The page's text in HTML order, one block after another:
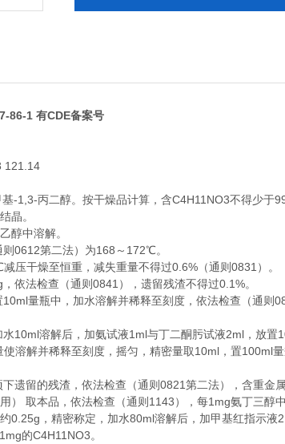
86-1 有CDE备案号
121.14
1,3-丙二醇。按干燥品计算，含C4H11NO3不得少于
晶。
中溶解。
0612第二法）为168～172℃。
压干燥至恒重，减失重量不得过0.6%（通则0831）。
法检查（通则0841），遗留残渣不得过0.1%。
量瓶中，加水溶解并稀释至刻度，依法检查（通则
溶解后，加氨试液1ml与丁二酮肟试液2ml，放置
溶解并稀释至刻度，摇匀，精密量取10ml，置100ml
留的残渣，依法检查（通则0821第二法），含重金
取本品，依法检查（通则1143），每1mg氨丁三醇
，精密称定，加水80ml溶解后，加甲基红指示液
的C4H11NO3。